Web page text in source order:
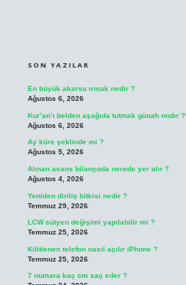
SON YAZILAR
En büyük akarsu ırmak nedir ?
Ağustos 6, 2026
Kur’an’ı belden aşağıda tutmak günah mıdır ?
Ağustos 6, 2026
Ay küre şeklinde mi ?
Ağustos 5, 2026
Alınan avans bilançoda nerede yer alır ?
Ağustos 4, 2026
Yeniden diriliş bitkisi nedir ?
Temmuz 29, 2026
LCW sütyen değişimi yapılabilir mi ?
Temmuz 25, 2026
Kilitlenen telefon nasıl açılır iPhone ?
Temmuz 25, 2026
7 numara kaç cm saç eder ?